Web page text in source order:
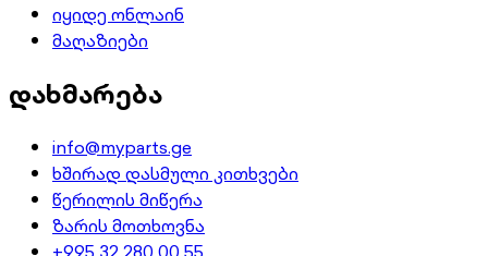
იყიდე ონლაინ
მაღაზიები
დახმარება
info@myparts.ge
ხშირად დასმული კითხვები
წერილის მიწერა
ზარის მოთხოვნა